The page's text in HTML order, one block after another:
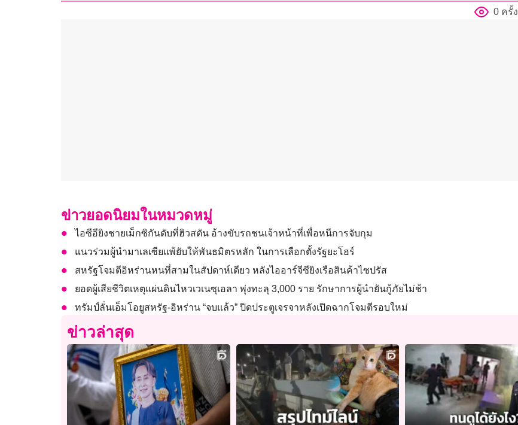
0 ครั้ง
ข่าวยอดนิยมในหมวดหมู่
ไอซีอียิงชายเม็กซิกันดับที่ฮิวสตัน อ้างขับรถชนเจ้าหน้าที่เพื่อหนีการจับกุม
แนวร่วมผู้นำมาเลเซียแพ้ยับให้พันธมิตรหลัก ในการเลือกตั้งรัฐยะโฮร์
สหรัฐโจมตีอิหร่านหนที่สามในสัปดาห์เดียว หลังไออาร์จีซียิงเรือสินค้าไซปรัส
ยอดผู้เสียชีวิตเหตุแผ่นดินไหวเวเนซุเอลา พุ่งทะลุ 3,000 ราย รักษาการผู้นำยันกู้ภัยไม่ช้า
ทรัมป์ลั่นเอ็มโอยูสหรัฐ-อิหร่าน “จบแล้ว” ปิดประตูเจรจาหลังเปิดฉากโจมตีรอบใหม่
ข่าวล่าสุด